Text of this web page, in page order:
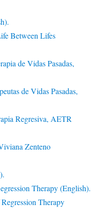
Between Lifes
de Vidas Pasadas,
de Vidas Pasadas,
Regresiva, AETR
Zenteno
Therapy (English).
Therapy